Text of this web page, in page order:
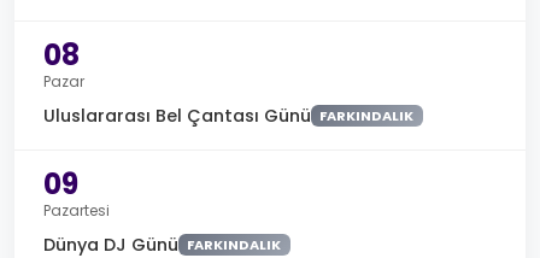
08
Pazar
Uluslararası Bel Çantası Günü FARKINDALIK
09
Pazartesi
Dünya DJ Günü FARKINDALIK